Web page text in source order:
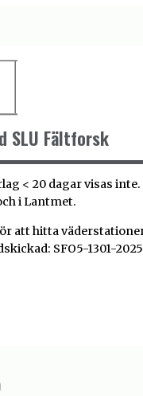
SLU Fältforsk
< 20 dagar visas
i Lantmet.
hitta väderstationer:
SFO5-1301-